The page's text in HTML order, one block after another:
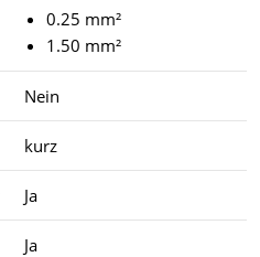
0.25 mm²
1.50 mm²
Nein
kurz
Ja
Ja